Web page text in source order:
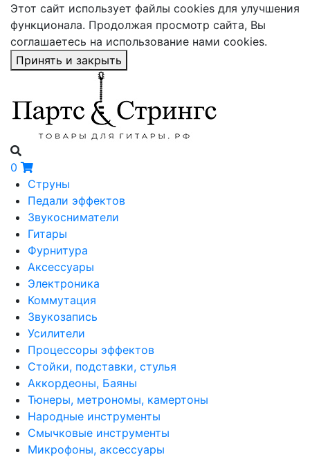
Этот сайт использует файлы cookies для улучшения
функционала. Продолжая просмотр сайта, Вы
соглашаетесь на использование нами cookies.
Принять и закрыть
0
Струны
Педали эффектов
Звукосниматели
Гитары
Фурнитура
Аксессуары
Электроника
Коммутация
Звукозапись
Усилители
Процессоры эффектов
Стойки, подставки, стулья
Аккордеоны, Баяны
Тюнеры, метрономы, камертоны
Народные инструменты
Смычковые инструменты
Микрофоны, аксессуары